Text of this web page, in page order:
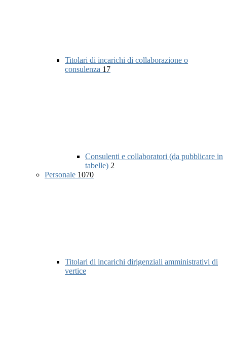
Titolari di incarichi di collaborazione o
consulenza 17
Consulenti e collaboratori (da pubblicare in
tabelle) 2
Personale 1070
Titolari di incarichi dirigenziali amministrativi di
vertice